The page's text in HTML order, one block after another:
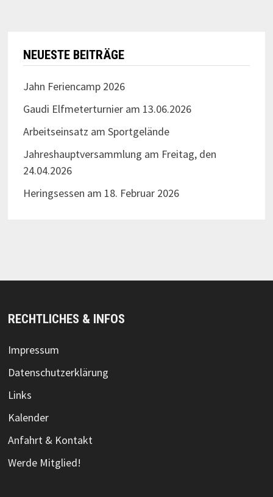
NEUESTE BEITRÄGE
Jahn Feriencamp 2026
Gaudi Elfmeterturnier am 13.06.2026
Arbeitseinsatz am Sportgelände
Jahreshauptversammlung am Freitag, den
24.04.2026
Heringsessen am 18. Februar 2026
RECHTLICHES & INFOS
Impressum
Datenschutzerklärung
Links
Kalender
Anfahrt & Kontakt
Werde Mitglied!